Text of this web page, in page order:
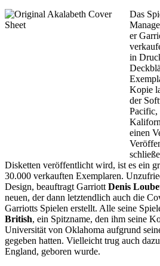
Das
er
in
Kopie
der
Pacific,
einen
Disketten veröffentlicht wird, ist es ein
30.000 verkauften Exemplaren.
Design, beauftragt GarriottDenis
neuen, der dann letztendlich auch die
Garriotts Spielen erstellt. Alle seine
British, ein Spitzname, den ihm seine
Universität von Oklahoma aufgrund
gegeben hatten. Vielleicht trug auch
England, geboren wurde.